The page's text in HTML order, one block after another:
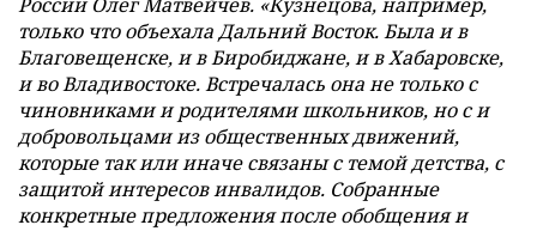
только что объехала Дальний Восток. Была и в
Благовещенске, и в Биробиджане, и в Хабаровске,
и во Владивостоке. Встречалась она не только с
чиновниками и родителями школьников, но с и
добровольцами из общественных движений,
которые так или иначе связаны с темой детства, с
защитой интересов инвалидов. Собранные
конкретные предложения после обобщения и